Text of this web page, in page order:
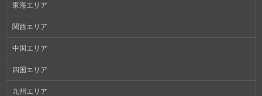
東海エリア
関西エリア
中国エリア
四国エリア
九州エリア